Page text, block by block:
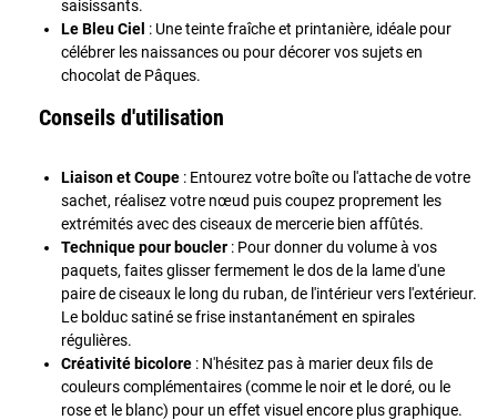
saisissants.
Le Bleu Ciel : Une teinte fraîche et printanière, idéale pour
célébrer les naissances ou pour décorer vos sujets en
chocolat de Pâques.
Conseils d'utilisation
Liaison et Coupe : Entourez votre boîte ou l'attache de votre
sachet, réalisez votre nœud puis coupez proprement les
extrémités avec des ciseaux de mercerie bien affûtés.
Technique pour boucler : Pour donner du volume à vos
paquets, faites glisser fermement le dos de la lame d'une
paire de ciseaux le long du ruban, de l'intérieur vers l'extérieur.
Le bolduc satiné se frise instantanément en spirales
régulières.
Créativité bicolore : N'hésitez pas à marier deux fils de
couleurs complémentaires (comme le noir et le doré, ou le
rose et le blanc) pour un effet visuel encore plus graphique.